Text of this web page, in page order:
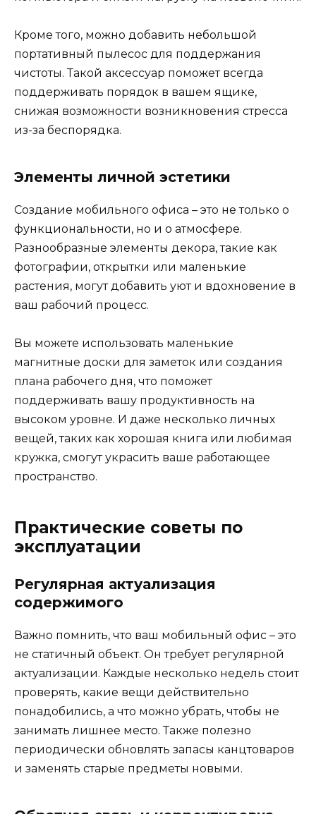
Кроме того, можно добавить небольшой
портативный пылесос для поддержания
чистоты. Такой аксессуар поможет всегда
поддерживать порядок в вашем ящике,
снижая возможности возникновения стресса
из-за беспорядка.
Элементы личной эстетики
Создание мобильного офиса – это не только о
функциональности, но и о атмосфере.
Разнообразные элементы декора, такие как
фотографии, открытки или маленькие
растения, могут добавить уют и вдохновение в
ваш рабочий процесс.
Вы можете использовать маленькие
магнитные доски для заметок или создания
плана рабочего дня, что поможет
поддерживать вашу продуктивность на
высоком уровне. И даже несколько личных
вещей, таких как хорошая книга или любимая
кружка, смогут украсить ваше работающее
пространство.
Практические советы по
эксплуатации
Регулярная актуализация
содержимого
Важно помнить, что ваш мобильный офис – это
не статичный объект. Он требует регулярной
актуализации. Каждые несколько недель стоит
проверять, какие вещи действительно
понадобились, а что можно убрать, чтобы не
занимать лишнее место. Также полезно
периодически обновлять запасы канцтоваров
и заменять старые предметы новыми.